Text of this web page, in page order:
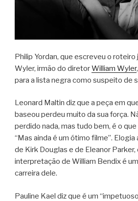
Philip Yordan, que escreveu o
Wyler, irmão do diretorWilliam Wyler
para a lista negra como suspeito de
Leonard Maltin diz que a peça em
baseou perdeu muito da sua força.
perdido nada, mas tudo bem, é o que
“Mas ainda é um ótimo filme”.
de Kirk Douglas e de Eleanor Parker,
interpretação de William Bendix é
carreira dele.
Pauline Kael diz que é um